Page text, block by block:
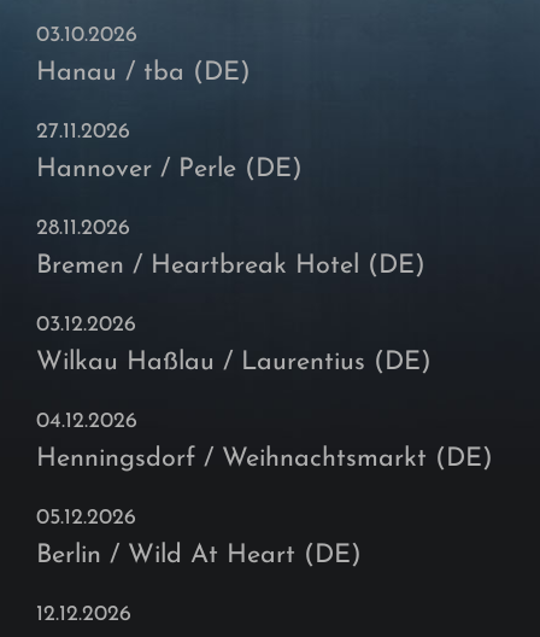
03.10.2026
Hanau / tba (DE)
27.11.2026
Hannover / Perle (DE)
28.11.2026
Bremen / Heartbreak Hotel (DE)
03.12.2026
Wilkau Haßlau / Laurentius (DE)
04.12.2026
Henningsdorf / Weihnachtsmarkt (DE)
05.12.2026
Berlin / Wild At Heart (DE)
12.12.2026